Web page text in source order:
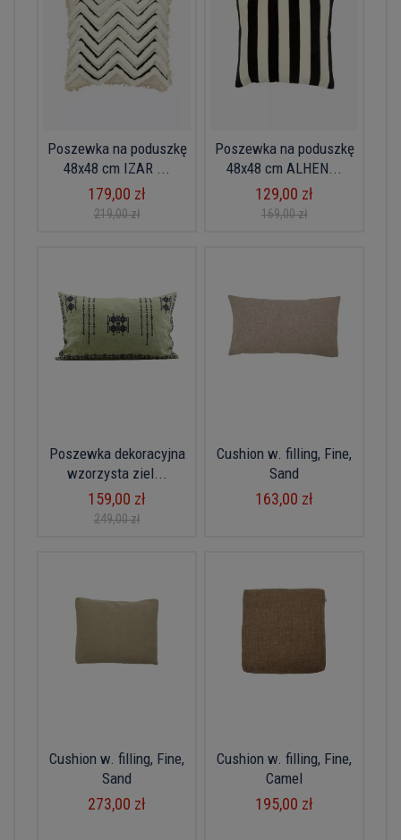
Poszewka na poduszkę
48x48 cm IZAR ...
179,00 zł
219,00 zł
Poszewka na poduszkę
48x48 cm ALHEN...
129,00 zł
169,00 zł
Poszewka dekoracyjna
wzorzysta ziel...
159,00 zł
249,00 zł
Cushion w. filling, Fine,
Sand
163,00 zł
Cushion w. filling, Fine,
Sand
273,00 zł
Cushion w. filling, Fine,
Camel
195,00 zł